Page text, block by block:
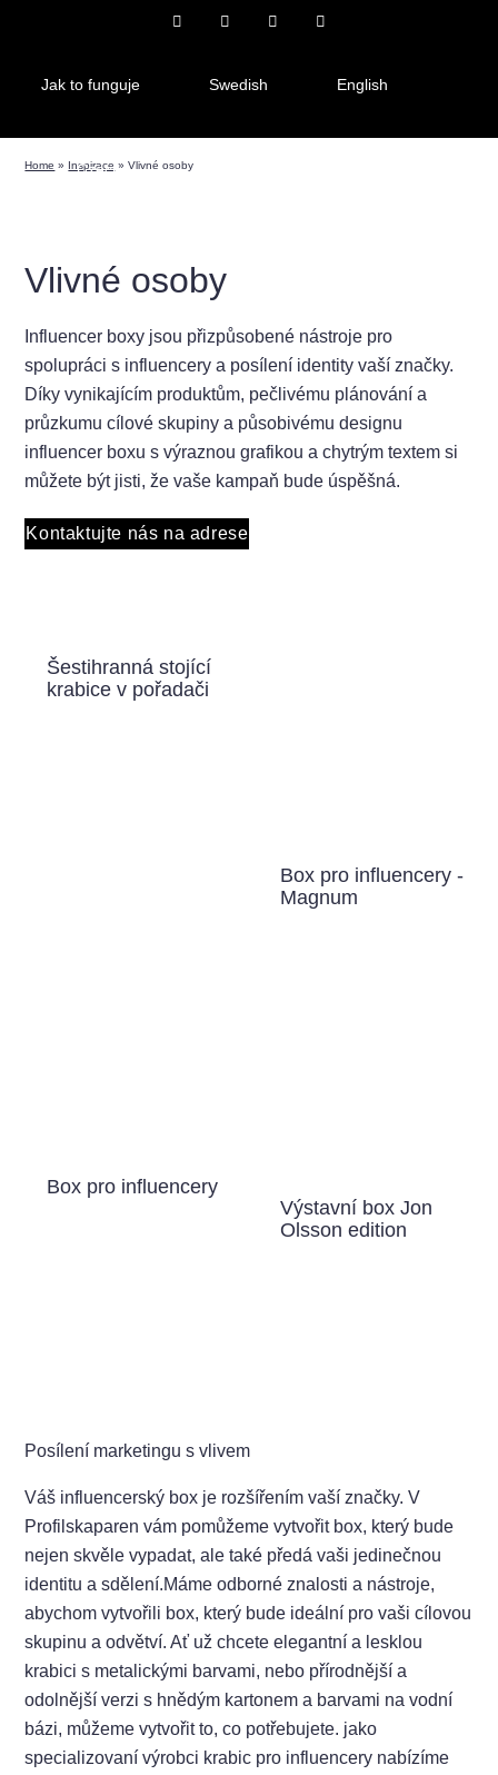
Jak to funguje Swedish English
Czech
Home » Inspirace »Vlivné osoby
Vlivné osoby
Influencer boxy jsou přizpůsobené nástroje pro
spolupráci s influencery a posílení identity vaší značky.
Díky vynikajícím produktům, pečlivému plánování a
průzkumu cílové skupiny a působivému designu
influencer boxu s výraznou grafikou a chytrým textem si
můžete být jisti, že vaše kampaň bude úspěšná.
Kontaktujte nás na adrese
Šestihranná stojící
krabice v pořadači
Box pro influencery -
Magnum
Box pro influencery
Výstavní box Jon
Olsson edition
Posílení marketingu s vlivem
Váš influencerský box je rozšířením vaší značky. V
Profilskaparen vám pomůžeme vytvořit box, který bude
nejen skvěle vypadat, ale také předá vaši jedinečnou
identitu a sdělení.Máme odborné znalosti a nástroje,
abychom vytvořili box, který bude ideální pro vaši cílovou
skupinu a odvětví. Ať už chcete elegantní a lesklou
krabici s metalickými barvami, nebo přírodnější a
odolnější verzi s hnědým kartonem a barvami na vodní
bázi, můžeme vytvořit to, co potřebujete. jako
specializovaní výrobci krabic pro influencery nabízíme